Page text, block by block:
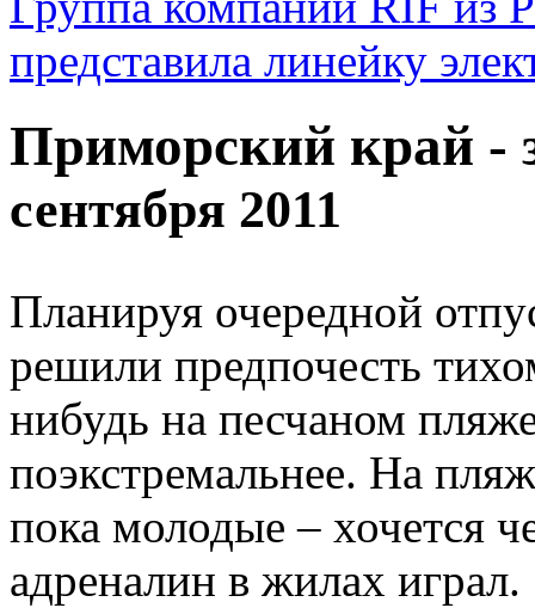
представила линейку
Приморский край -
сентября 2011
Планируя очередной
решили предпочесть
нибудь на песчаном
поэкстремальнее. На
пока молодые – хочется
адреналин в жилах играл.